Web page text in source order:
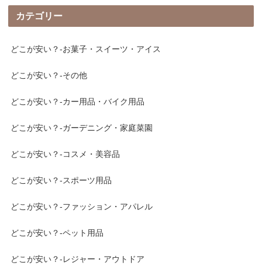
カテゴリー
どこが安い？-お菓子・スイーツ・アイス
どこが安い？-その他
どこが安い？-カー用品・バイク用品
どこが安い？-ガーデニング・家庭菜園
どこが安い？-コスメ・美容品
どこが安い？-スポーツ用品
どこが安い？-ファッション・アパレル
どこが安い？-ペット用品
どこが安い？-レジャー・アウトドア